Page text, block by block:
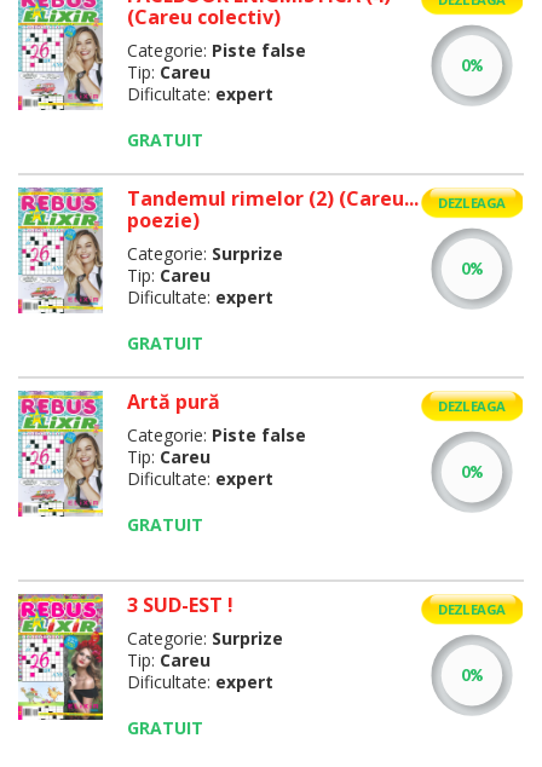
(Careu colectiv)
Categorie: Piste false
Tip: Careu
Dificultate: expert
GRATUIT
Tandemul rimelor (2) (Careu...
poezie)
Categorie: Surprize
Tip: Careu
Dificultate: expert
GRATUIT
DEZLEAGA
Artă pură
Categorie: Piste false
Tip: Careu
Dificultate: expert
GRATUIT
DEZLEAGA
3 SUD-EST !
Categorie: Surprize
Tip: Careu
Dificultate: expert
GRATUIT
DEZLEAGA